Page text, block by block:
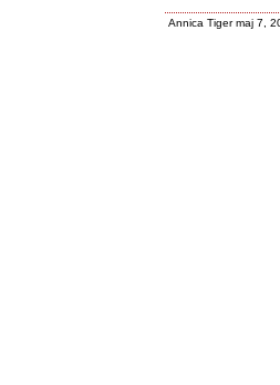
Annica Tiger maj 7,